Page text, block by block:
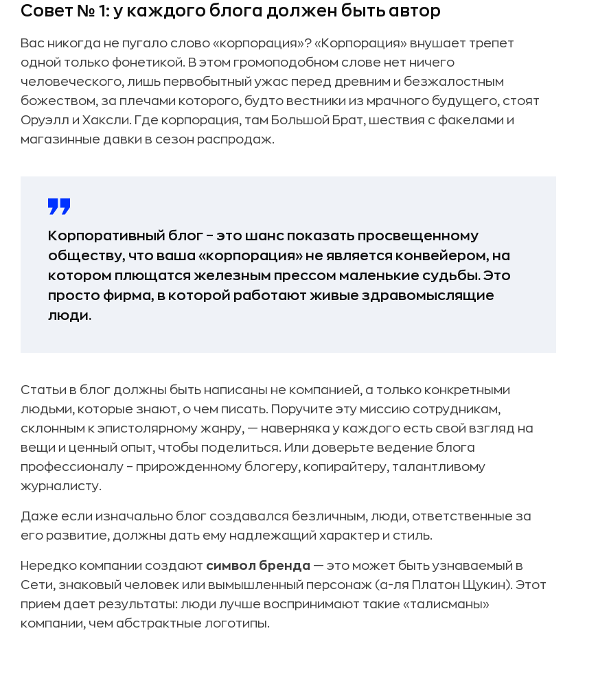
Совет № 1: у каждого блога должен быть автор
Вас никогда не пугало слово «корпорация»? «Корпорация» внушает трепет
одной только фонетикой. В этом громоподобном слове нет ничего
человеческого, лишь первобытный ужас перед древним и безжалостным
божеством, за плечами которого, будто вестники из мрачного будущего, стоят
Оруэлл и Хаксли. Где корпорация, там Большой Брат, шествия с факелами и
магазинные давки в сезон распродаж.
Корпоративный блог – это шанс показать просвещенному
обществу, что ваша «корпорация» не является конвейером, на
котором плющатся железным прессом маленькие судьбы. Это
просто фирма, в которой работают живые здравомыслящие
люди.
Статьи в блог должны быть написаны не компанией, а только конкретными
людьми, которые знают, о чем писать. Поручите эту миссию сотрудникам,
склонным к эпистолярному жанру, — наверняка у каждого есть свой взгляд на
вещи и ценный опыт, чтобы поделиться. Или доверьте ведение блога
профессионалу – прирожденному блогеру, копирайтеру, талантливому
журналисту.
Даже если изначально блог создавался безличным, люди, ответственные за
его развитие, должны дать ему надлежащий характер и стиль.
Нередко компании создают символ бренда — это может быть узнаваемый в
Сети, знаковый человек или вымышленный персонаж (а-ля Платон Щукин). Этот
прием дает результаты: люди лучше воспринимают такие «талисманы»
компании, чем абстрактные логотипы.